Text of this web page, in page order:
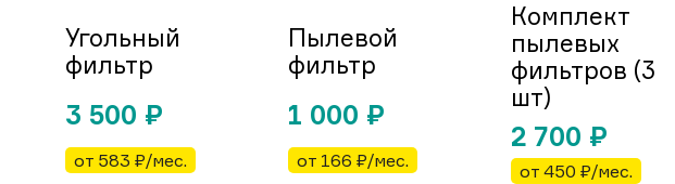
Угольный
фильтр
3 500 ₽
от 583 ₽/мес.
Пылевой
фильтр
1 000 ₽
от 166 ₽/мес.
Комплект
пылевых
фильтров (3
шт)
2 700 ₽
от 450 ₽/мес.